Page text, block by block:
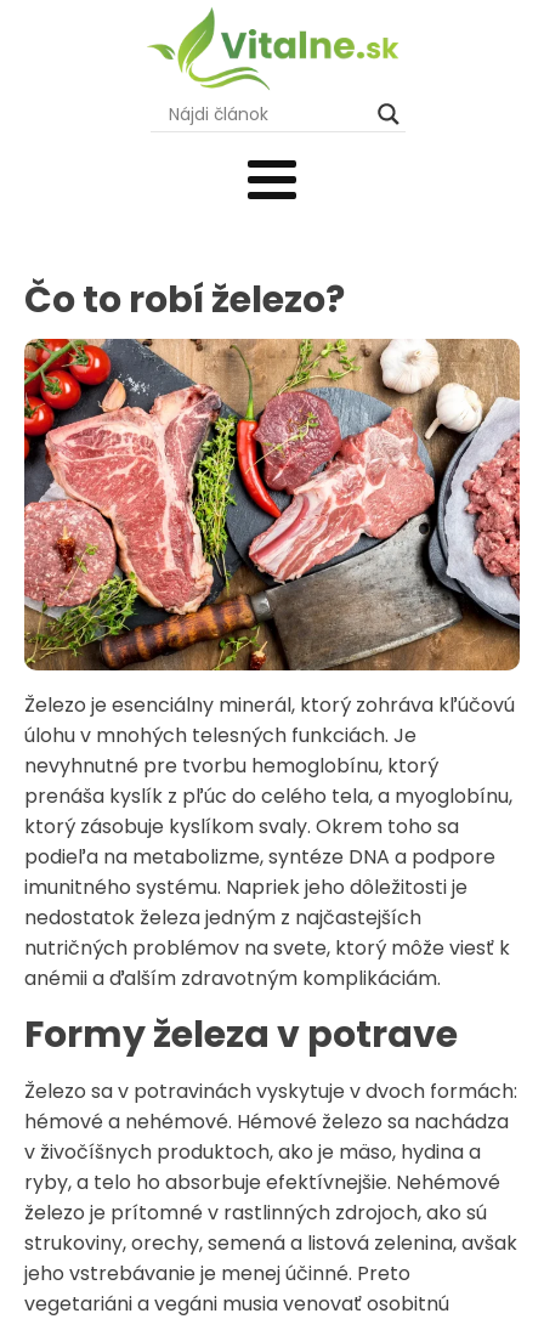
Čo to robí železo?
Železo je esenciálny minerál, ktorý zohráva kľúčovú
úlohu v mnohých telesných funkciách. Je
nevyhnutné pre tvorbu hemoglobínu, ktorý
prenáša kyslík z pľúc do celého tela, a myoglobínu,
ktorý zásobuje kyslíkom svaly. Okrem toho sa
podieľa na metabolizme, syntéze DNA a podpore
imunitného systému. Napriek jeho dôležitosti je
nedostatok železa jedným z najčastejších
nutričných problémov na svete, ktorý môže viesť k
anémii a ďalším zdravotným komplikáciám.​
Formy železa v potrave
Železo sa v potravinách vyskytuje v dvoch formách:
hémové a nehémové. Hémové železo sa nachádza
v živočíšnych produktoch, ako je mäso, hydina a
ryby, a telo ho absorbuje efektívnejšie. Nehémové
železo je prítomné v rastlinných zdrojoch, ako sú
strukoviny, orechy, semená a listová zelenina, avšak
jeho vstrebávanie je menej účinné. Preto
vegetariáni a vegáni musia venovať osobitnú